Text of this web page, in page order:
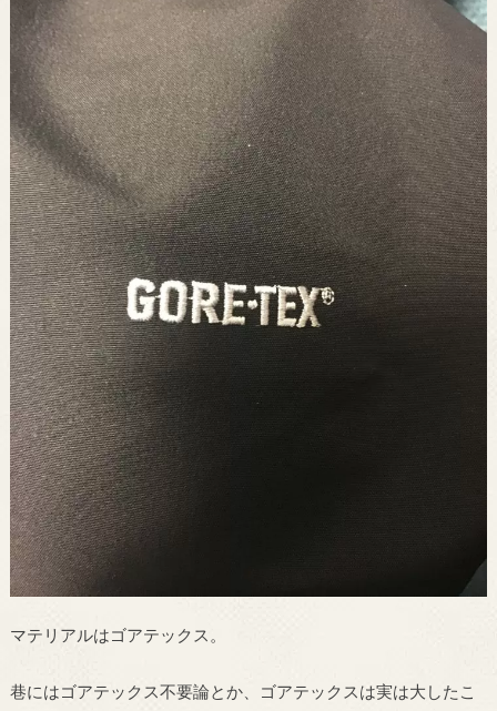
マテリアルはゴアテックス。
巷にはゴアテックス不要論とか、ゴアテックスは実は大したこ